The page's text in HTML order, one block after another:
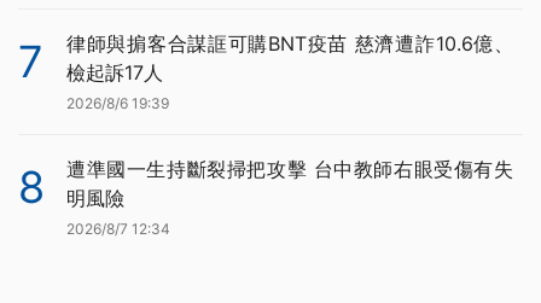
7
律師與掮客合謀誆可購BNT疫苗 慈濟遭詐10.6億、
檢起訴17人
2026/8/6 19:39
8
遭準國一生持斷裂掃把攻擊 台中教師右眼受傷有失
明風險
2026/8/7 12:34